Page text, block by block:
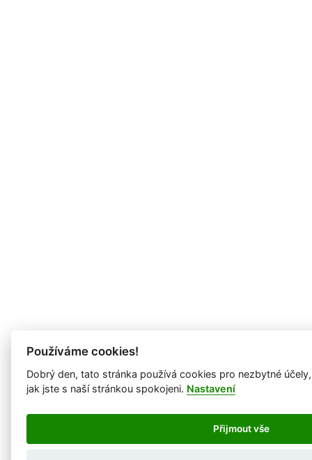
Používáme cookies!
Dobrý den, tato stránka používá cookies pro nezbytné
jak jste s naší stránkou spokojeni. Nastavení
Přijmout vše